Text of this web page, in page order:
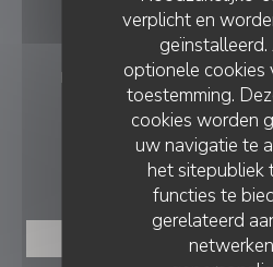
verplicht en
geïnstalleerd.
optionele cookies
toestemming.
cookies worden
uw navigatie te
het sitepubliek
functies te
gerelateerd
La table du
place du 19 mars 1962,
03 86 66 47
RESERVEER